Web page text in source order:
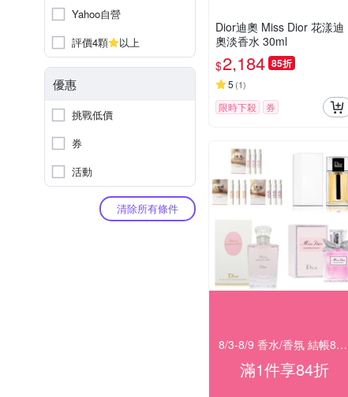
Yahoo自營
評價4顆
以上
優惠
挑戰低價
券
活動
清除所有條件
Dior迪奧 Miss Dior 花漾迪
奧淡香水 30ml
$2,184 85折
5 (1)
限時下殺 券
8/3-8/9 香水/香氛 結帳84折
滿1件享84折